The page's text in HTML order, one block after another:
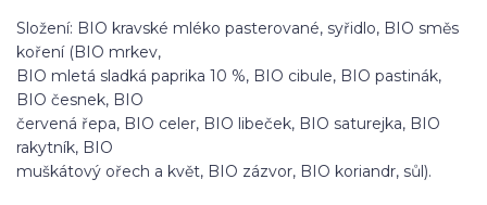
Složení: BIO kravské mléko pasterované, syřidlo, BIO směs
koření (BIO mrkev,
BIO mletá sladká paprika 10 %, BIO cibule, BIO pastinák,
BIO česnek, BIO
červená řepa, BIO celer, BIO libeček, BIO saturejka, BIO
rakytník, BIO
muškátový ořech a květ, BIO zázvor, BIO koriandr, sůl).